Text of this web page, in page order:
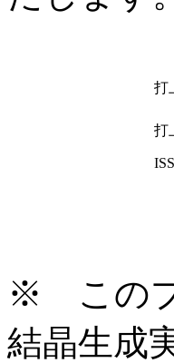
打
打
※ このプ
結晶生成